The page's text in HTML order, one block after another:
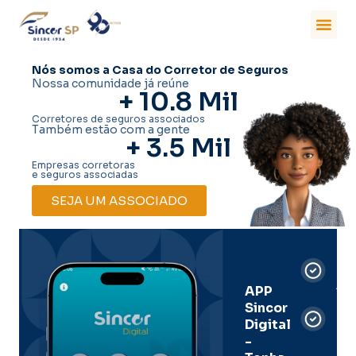
Nós somos a Casa do Corretor de Seguros
Nossa comunidade já reúne
+ 10.8 Mil
Corretores de seguros associados
Também estão com a gente
+ 3.5 Mil
Empresas corretoras
e seguros associadas
SEJA UM ASSOCIADO
APP
Sincor
Digital
-